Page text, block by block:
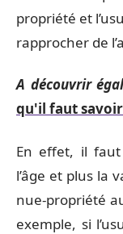
propriété et
rapprocher de
A découvrir
qu'il faut
En effet, il faut
l’âge et plus la
nue-propriété
exemple, si